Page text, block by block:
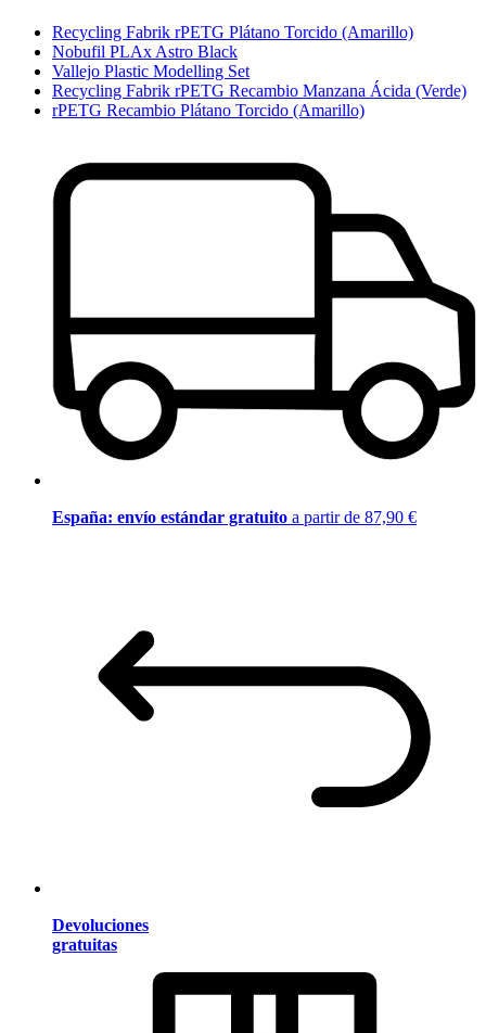
Recycling Fabrik rPETG Plátano Torcido (Amarillo)
Nobufil PLAx Astro Black
Vallejo Plastic Modelling Set
Recycling Fabrik rPETG Recambio Manzana Ácida (Verde)
rPETG Recambio Plátano Torcido (Amarillo)
España: envío estándar gratuito a partir de 87,90 €
Devoluciones
gratuitas